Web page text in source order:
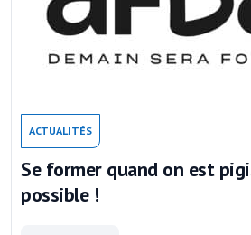
ACTUALITÉS
Se former quand on est
possible !